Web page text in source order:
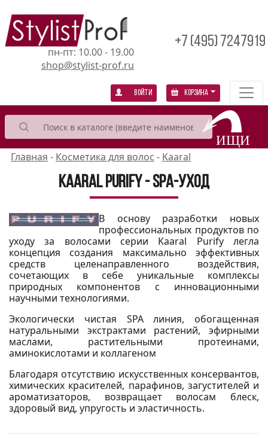
пн-пт: 10.00 - 19.00
shop@stylist-prof.ru
+7 (495) 7247919
Войти Корзина
Главная - Косметика для волос - Kaaral
Kaaral Purify - SPA-уход
В основу разработки новых
профессиональных продуктов по
уходу за волосами серии Kaaral Purify легла
концепция создания максимально эффективных
средств целенаправленного воздействия,
сочетающих в себе уникальные комплексы
природных компонентов с инновационными
научными технологиями.
Экологически чистая SPA линия, обогащенная
натуральными экстрактами растений, эфирными
маслами, растительными протеинами,
аминокислотами и коллагеном
Благодаря отсутствию искусственных консервантов,
химических красителей, парафинов, загустителей и
ароматизаторов, возвращает волосам блеск,
здоровый вид, упругость и эластичность.